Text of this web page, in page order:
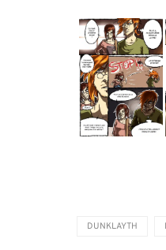
DUNKLAYTH